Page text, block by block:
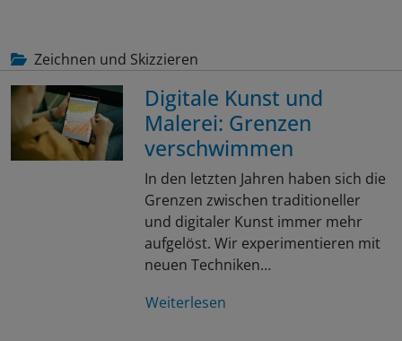
Zeichnen und Skizzieren
Digitale Kunst und
Malerei: Grenzen
verschwimmen
In den letzten Jahren haben sich die
Grenzen zwischen traditioneller
und digitaler Kunst immer mehr
aufgelöst. Wir experimentieren mit
neuen Techniken…
Weiterlesen